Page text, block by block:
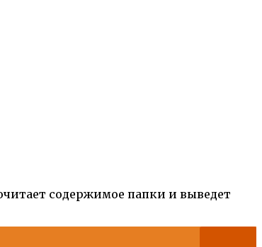
содержимое папки и выведет